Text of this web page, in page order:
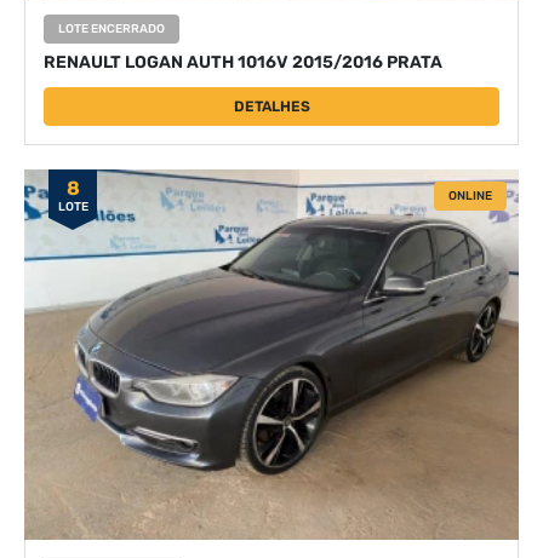
LOTE ENCERRADO
RENAULT LOGAN AUTH 1016V 2015/2016 PRATA
DETALHES
8
LOTE
ONLINE